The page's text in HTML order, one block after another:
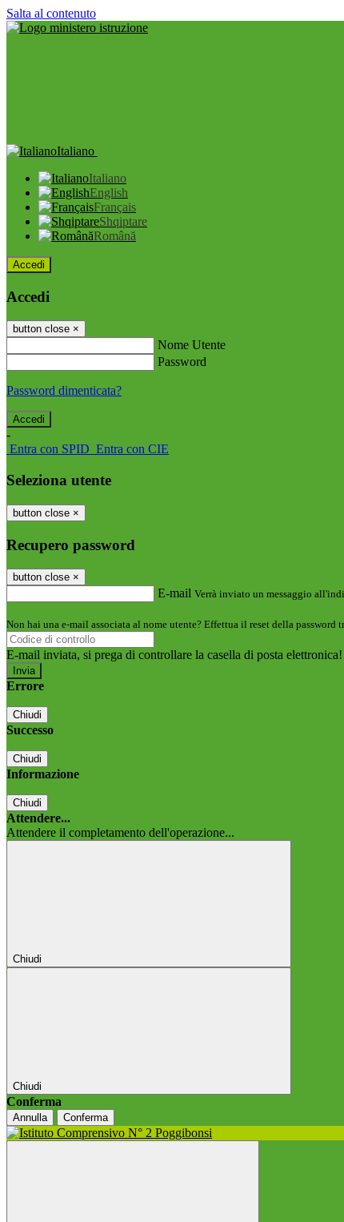
Salta al contenuto
Italiano
Italiano
English
Français
Shqiptare
Română
Accedi
Accedi
button close ×
Nome Utente
Password
Password dimenticata?
-
Entra con SPID Entra con CIE
Seleziona utente
button close ×
Recupero password
button close ×
E-mail Verrà inviato un messaggio
Non hai una e-mail associata al nome utente? Effettua il reset della password
E-mail inviata, si prega di controllare la casella di posta elettronica!
Errore
Chiudi
Successo
Chiudi
Informazione
Chiudi
Attendere...
Attendere il completamento dell'operazione...
Chiudi
Chiudi
Conferma
Annulla Conferma